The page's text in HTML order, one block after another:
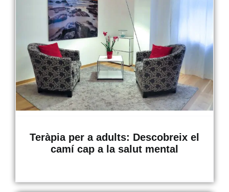
Teràpia per a adults: Descobreix el
camí cap a la salut mental